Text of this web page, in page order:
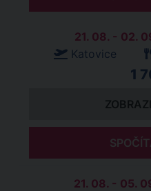
21. 08. - 02.
Katovice
1
21. 08. - 05.